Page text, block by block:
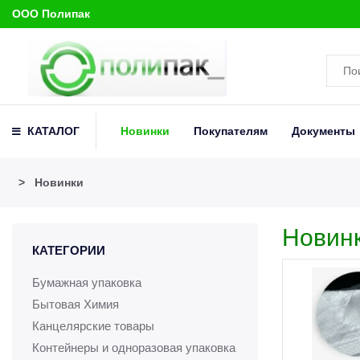
ООО Полипак
КАТАЛОГ Новинки Покупателям Документы
> Новинки
КАТЕГОРИИ
Бумажная упаковка
Бытовая Химия
Канцелярские товары
Контейнеры и одноразовая упаковка